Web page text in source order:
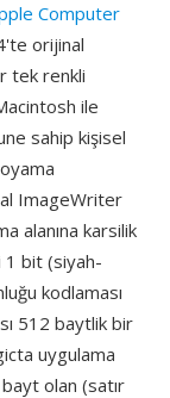
Computer
orijinal
tek renkli
ile
sahip kişisel
ImageWriter
alanına karsilik
1 bit (siyah-
kodlaması
512 baytlik bir
uygulama
olan (satır